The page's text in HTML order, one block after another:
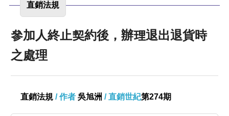
直銷法規
參加人終止契約後，辦理退出退貨時
之處理
直銷法規 / 作者 吳旭洲 / 直銷世紀第274期